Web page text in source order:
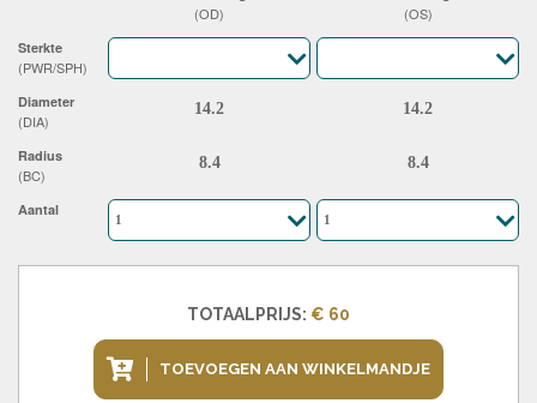
Sterkte
(PWR/SPH)
Diameter
(DIA)
Radius
(BC)
Aantal
(OD) (OS)
TOTAALPRIJS: € 60
TOEVOEGEN AAN WINKELMANDJE